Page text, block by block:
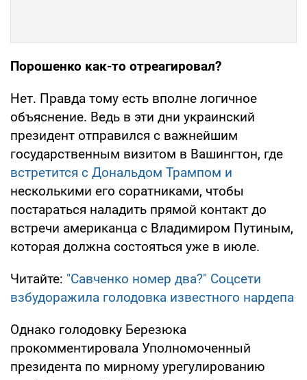
Порошенко как-то отреагировал?
Нет. Правда тому есть вполне логичное
объяснение. Ведь в эти дни украинский
президент отправился с важнейшим
государственным визитом в Вашингтон, где
встретится с Дональдом Трампом и
несколькими его соратниками, чтобы
постараться наладить прямой контакт до
встречи американца с Владимиром Путиным,
которая должна состояться уже в июле.
Читайте: "Савченко номер два?" Соцсети
взбудоражила голодовка известного нардепа
Однако голодовку Березюка
прокомментировала Уполномоченный
президента по мирному урегулированию